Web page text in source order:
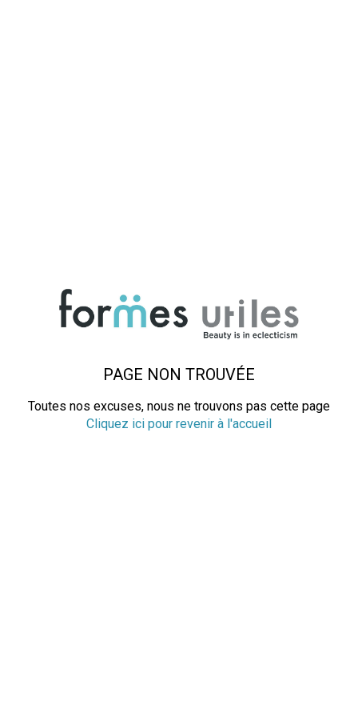
PAGE NON TROUVÉE
Toutes nos excuses, nous ne trouvons pas cette page
Cliquez ici pour revenir à l'accueil